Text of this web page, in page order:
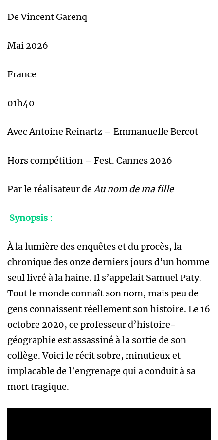
De Vincent Garenq
Mai 2026
France
01h40
Avec Antoine Reinartz – Emmanuelle Bercot
Hors compétition – Fest. Cannes 2026
Par le réalisateur de Au nom de ma fille
Synopsis :
À la lumière des enquêtes et du procès, la
chronique des onze derniers jours d’un homme
seul livré à la haine. Il s’appelait Samuel Paty.
Tout le monde connaît son nom, mais peu de
gens connaissent réellement son histoire. Le 16
octobre 2020, ce professeur d’histoire-
géographie est assassiné à la sortie de son
collège. Voici le récit sobre, minutieux et
implacable de l’engrenage qui a conduit à sa
mort tragique.